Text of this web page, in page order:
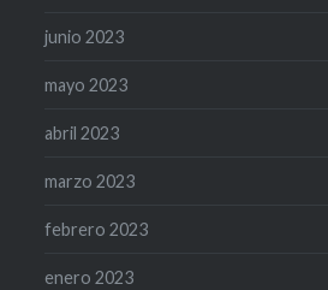
junio 2023
mayo 2023
abril 2023
marzo 2023
febrero 2023
enero 2023